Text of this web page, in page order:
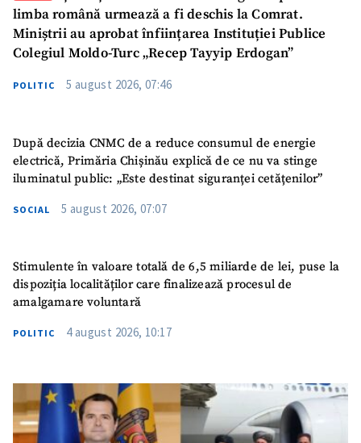
limba română urmează a fi deschis la Comrat.
Miniștrii au aprobat înființarea Instituției Publice
Colegiul Moldo-Turc „Recep Tayyip Erdogan”
POLITIC 5 august 2026, 07:46
După decizia CNMC de a reduce consumul de energie
electrică, Primăria Chișinău explică de ce nu va stinge
iluminatul public: „Este destinat siguranței cetățenilor”
SOCIAL 5 august 2026, 07:07
Stimulente în valoare totală de 6,5 miliarde de lei, puse la
dispoziția localităților care finalizează procesul de
amalgamare voluntară
POLITIC 4 august 2026, 10:17